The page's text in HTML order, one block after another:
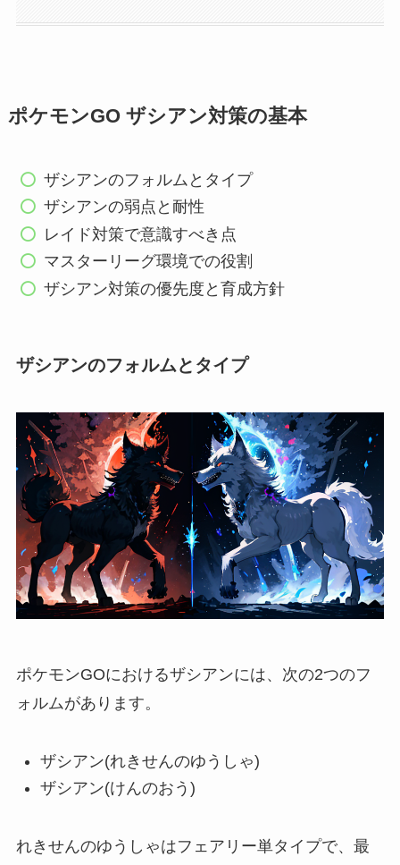
ポケモンGO ザシアン対策の基本
ザシアンのフォルムとタイプ
ザシアンの弱点と耐性
レイド対策で意識すべき点
マスターリーグ環境での役割
ザシアン対策の優先度と育成方針
ザシアンのフォルムとタイプ
ポケモンGOにおけるザシアンには、次の2つのフ
ォルムがあります。
ザシアン(れきせんのゆうしゃ)
ザシアン(けんのおう)
れきせんのゆうしゃはフェアリー単タイプで、最